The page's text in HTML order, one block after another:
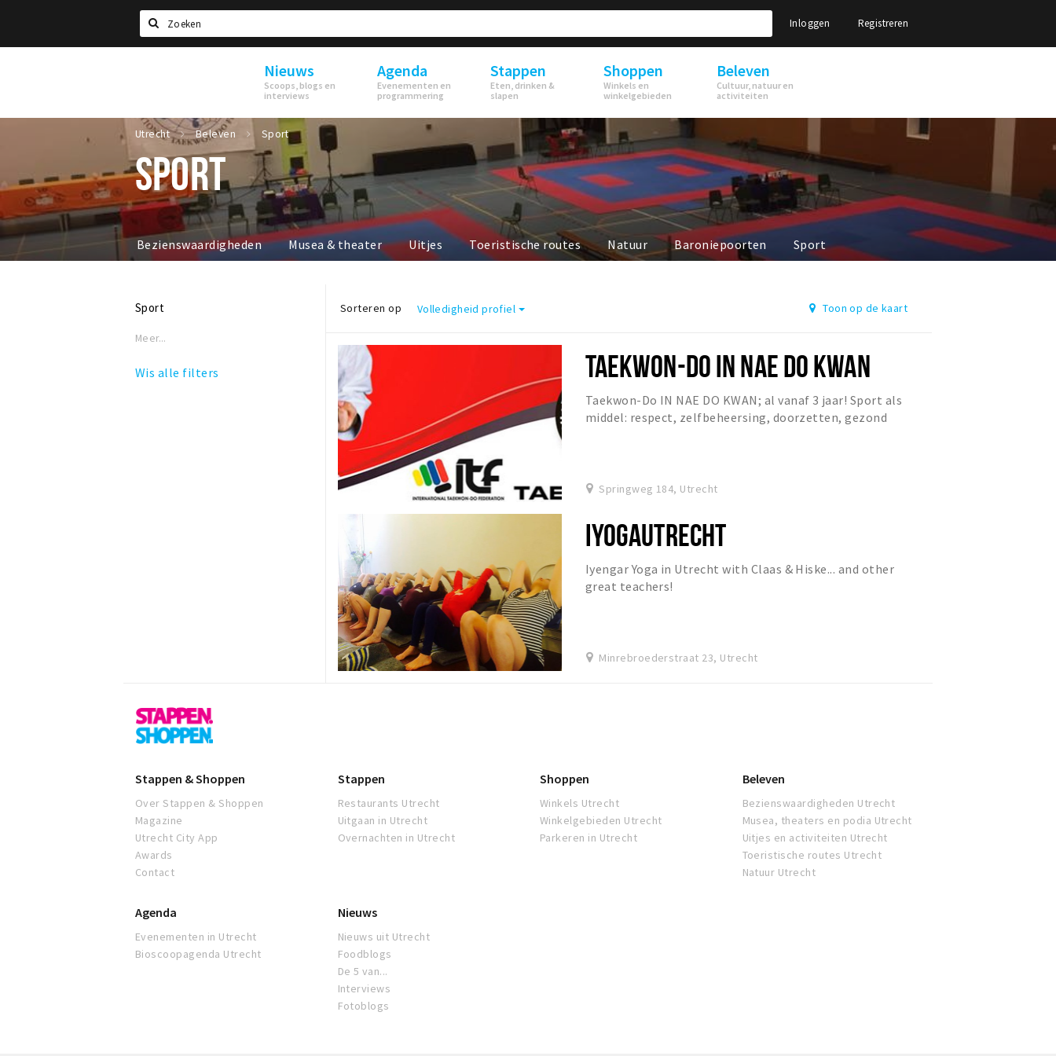
Zoeken
Inloggen Registreren
Nieuws
Scoops, blogs en
interviews
Agenda
Evenementen en
programmering
Stappen
Eten, drinken &
slapen
Shoppen
Winkels en
winkelgebieden
Beleven
Cultuur, natuur en
activiteiten
Utrecht Beleven Sport
SPORT
Bezienswaardigheden Musea & theater Uitjes Toeristische routes Natuur Baroniepoorten Sport
Sport
Meer...
Wis alle filters
Sorteren op Volledigheid profiel Toon op de kaart
TAEKWON-DO IN NAE DO KWAN
Taekwon-Do IN NAE DO KWAN; al vanaf 3 jaar! Sport als
middel: respect, zelfbeheersing, doorzetten, gezond
Springweg 184, Utrecht
IYOGAUTRECHT
Iyengar Yoga in Utrecht with Claas & Hiske... and other
great teachers!
Minrebroederstraat 23, Utrecht
Utrecht
Stappen & Shoppen
Over Stappen & Shoppen
Magazine
Utrecht City App
Awards
Contact
Stappen
Restaurants Utrecht
Uitgaan in Utrecht
Overnachten in Utrecht
Shoppen
Winkels Utrecht
Winkelgebieden Utrecht
Parkeren in Utrecht
Beleven
Bezienswaardigheden Utrecht
Musea, theaters en podia Utrecht
Uitjes en activiteiten Utrecht
Toeristische routes Utrecht
Natuur Utrecht
Agenda
Evenementen in Utrecht
Bioscoopagenda Utrecht
Nieuws
Nieuws uit Utrecht
Foodblogs
De 5 van...
Interviews
Fotoblogs